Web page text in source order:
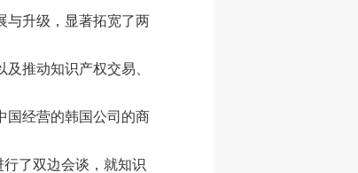
与升级，显著拓宽了两
推动知识产权交易、
国经营的韩国公司的商
行了双边会谈，就知识